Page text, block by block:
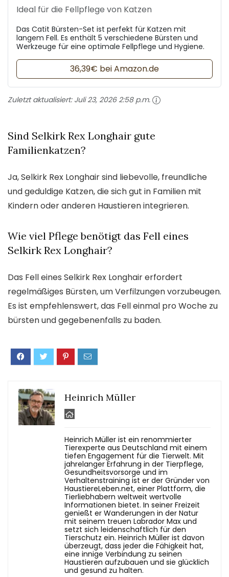
Ideal für die Fellpflege von Katzen
Das Catit Bürsten-Set ist perfekt für Katzen mit
langem Fell. Es enthält 5 verschiedene Bürsten und
Werkzeuge für eine optimale Fellpflege und Hygiene.
36,39€ bei Amazon.de
Zuletzt aktualisiert: Juli 23, 2026 2:58 p.m.
Sind Selkirk Rex Longhair gute
Familienkatzen?
Ja, Selkirk Rex Longhair sind liebevolle, freundliche
und geduldige Katzen, die sich gut in Familien mit
Kindern oder anderen Haustieren integrieren.
Wie viel Pflege benötigt das Fell eines
Selkirk Rex Longhair?
Das Fell eines Selkirk Rex Longhair erfordert
regelmäßiges Bürsten, um Verfilzungen vorzubeugen.
Es ist empfehlenswert, das Fell einmal pro Woche zu
bürsten und gegebenenfalls zu baden.
Heinrich Müller
Heinrich Müller ist ein renommierter
Tierexperte aus Deutschland mit einem
tiefen Engagement für die Tierwelt. Mit
jahrelanger Erfahrung in der Tierpflege,
Gesundheitsvorsorge und im
Verhaltenstraining ist er der Gründer von
HaustiereLeben.net, einer Plattform, die
Tierliebhabern weltweit wertvolle
Informationen bietet. In seiner Freizeit
genießt er Wanderungen in der Natur
mit seinem treuen Labrador Max und
setzt sich leidenschaftlich für den
Tierschutz ein. Heinrich Müller ist davon
überzeugt, dass jeder die Fähigkeit hat,
eine innige Verbindung zu seinen
Haustieren aufzubauen und sie glücklich
und gesund zu halten.